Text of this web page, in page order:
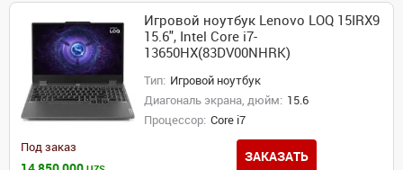
Игровой ноутбук Lenovo LOQ 15IRX9
15.6", Intel Core i7-
13650HX(83DV00NHRK)
Тип: Игровой ноутбук
Диагональ экрана, дюйм: 15.6
Процессор: Core i7
Под заказ
ЗАКАЗАТЬ